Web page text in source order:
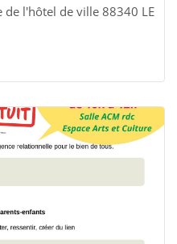
de l'hôtel de ville 88340 LE